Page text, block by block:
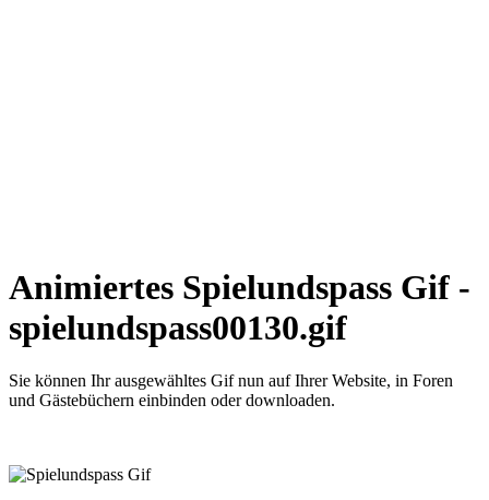
Animiertes Spielundspass Gif -
spielundspass00130.gif
Sie können Ihr ausgewähltes Gif nun auf Ihrer Website, in Foren
und Gästebüchern einbinden oder downloaden.